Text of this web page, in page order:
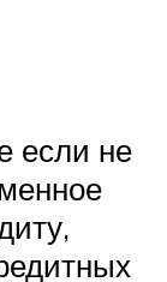
если не